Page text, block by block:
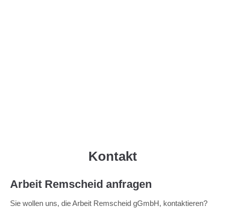
Kontakt
Arbeit Remscheid anfragen
Sie wollen uns, die Arbeit Remscheid gGmbH, kontaktieren?